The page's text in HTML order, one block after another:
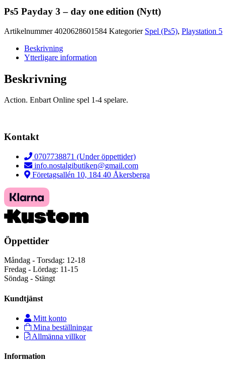
Ps5 Payday 3 – day one edition (Nytt)
Artikelnummer4020628601584 Kategorier Spel (Ps5), Playstation 5
Beskrivning
Ytterligare information
Beskrivning
Action. Enbart Online spel 1-4 spelare.
Kontakt
0707738871 (Under öppettider)
info.nostalgibutiken@gmail.com
Företagsallén 10, 184 40 Åkersberga
Öppettider
Måndag - Torsdag: 12-18
Fredag - Lördag: 11-15
Söndag - Stängt
Kundtjänst
Mitt konto
Mina beställningar
Allmänna villkor
Information